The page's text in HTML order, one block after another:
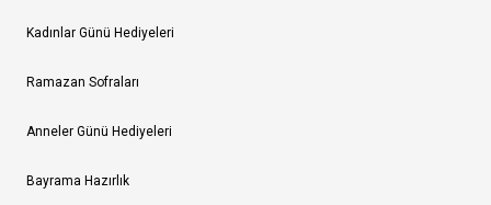
Kadınlar Günü Hediyeleri
Ramazan Sofraları
Anneler Günü Hediyeleri
Bayrama Hazırlık